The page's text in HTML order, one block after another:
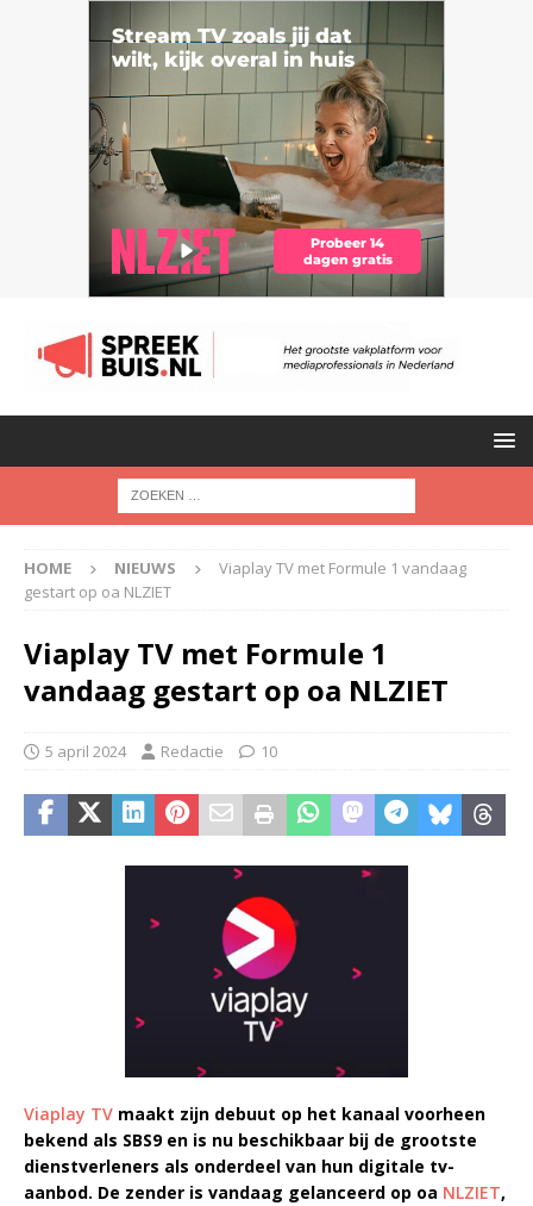
HOME NIEUWS
Viaplay TV met Formule 1 vandaag
gestart op oa NLZIET
Viaplay TV met Formule 1
vandaag gestart op oa NLZIET
5 april 2024 Redactie 10
Viaplay TV maakt zijn debuut op het kanaal voorheen
bekend als SBS9 en is nu beschikbaar bij de grootste
dienstverleners als onderdeel van hun digitale tv-
aanbod. De zender is vandaag gelanceerd op oa NLZIET,